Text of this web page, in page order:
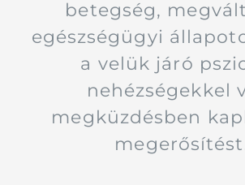
betegség,
egészségügyi
a velük járó
nehézségekkel
megküzdésben